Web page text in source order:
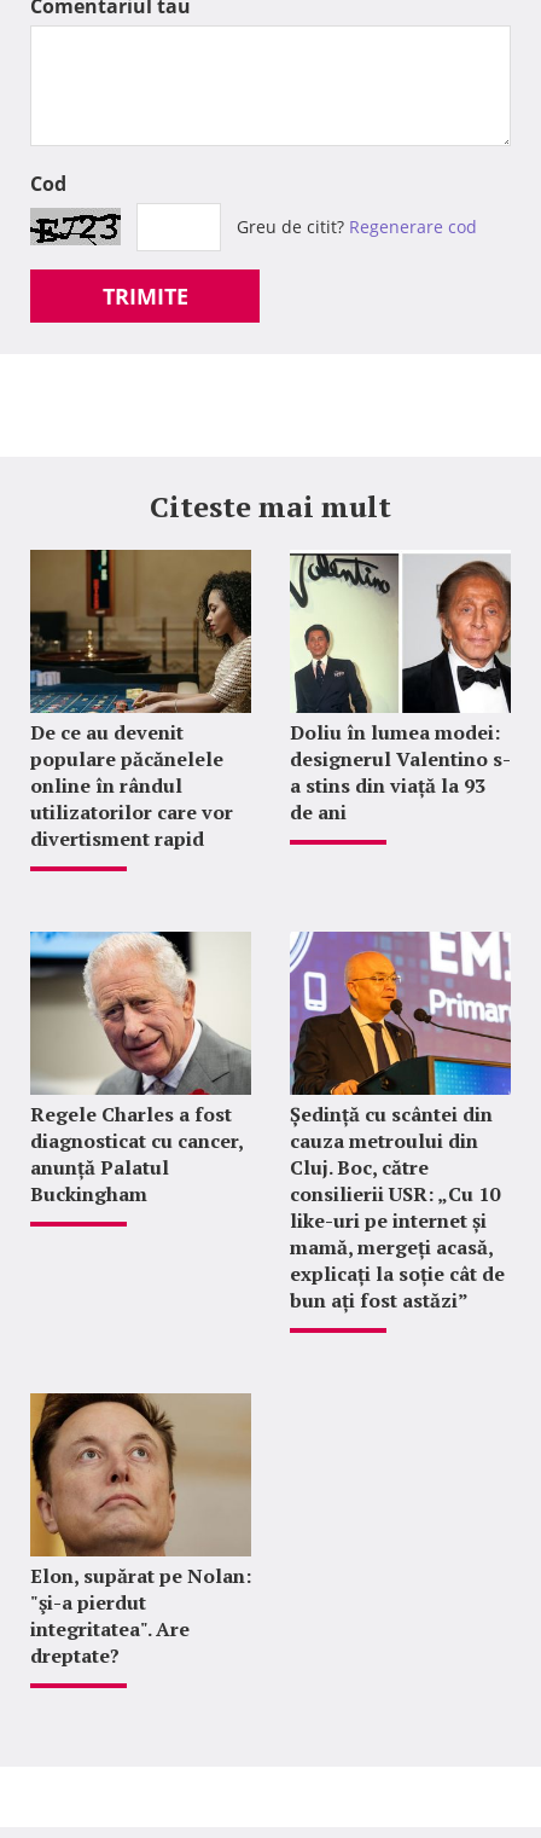
Comentariul tau
Cod
Greu de citit? Regenerare cod
TRIMITE
Citeste mai mult
De ce au devenit
populare păcănelele
online în rândul
utilizatorilor care vor
divertisment rapid
Doliu în lumea modei:
designerul Valentino s-
a stins din viață la 93
de ani
Regele Charles a fost
diagnosticat cu cancer,
anunță Palatul
Buckingham
Ședință cu scântei din
cauza metroului din
Cluj. Boc, către
consilierii USR: „Cu 10
like-uri pe internet și
mamă, mergeți acasă,
explicați la soție cât de
bun ați fost astăzi”
Elon, supărat pe Nolan:
"şi-a pierdut
integritatea". Are
dreptate?